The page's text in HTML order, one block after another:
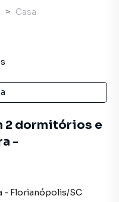
Casa
2 dormitórios e
-
- Florianópolis/SC